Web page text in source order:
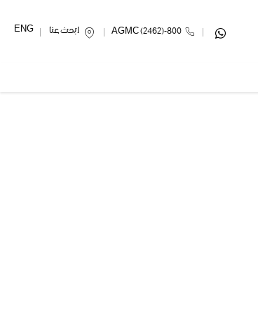
800-AGMC (2462) ابحث عنا ENG